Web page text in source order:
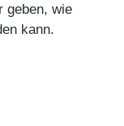
geben, wie
kann.